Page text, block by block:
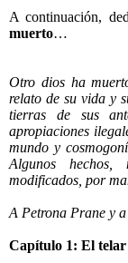
A continuación,
muerto…
Otro dios ha
relato de su vida y
tierras de sus
apropiaciones
mundo y
Algunos hechos,
modificados, por
A Petrona Prane y
Capítulo 1: El telar